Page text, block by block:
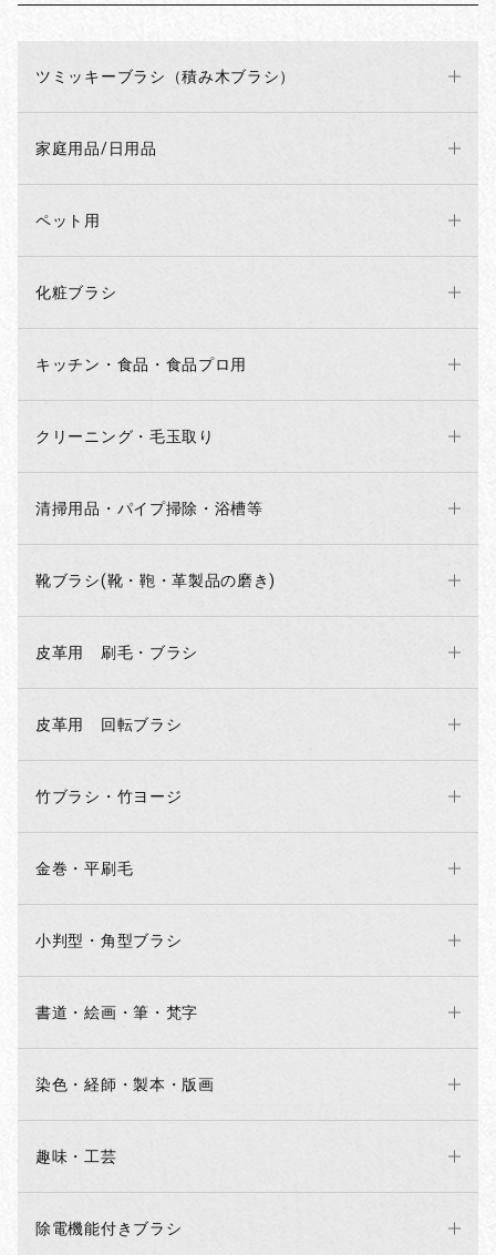
ツミッキーブラシ（積み木ブラシ）
家庭用品/日用品
ペット用
化粧ブラシ
キッチン・食品・食品プロ用
クリーニング・毛玉取り
清掃用品・パイプ掃除・浴槽等
靴ブラシ(靴・鞄・革製品の磨き)
皮革用 刷毛・ブラシ
皮革用 回転ブラシ
竹ブラシ・竹ヨージ
金巻・平刷毛
小判型・角型ブラシ
書道・絵画・筆・梵字
染色・経師・製本・版画
趣味・工芸
除電機能付きブラシ